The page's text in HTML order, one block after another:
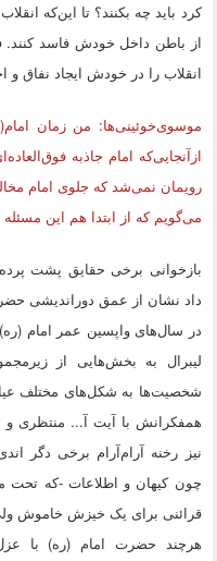
کرد باید چه بکنند؟ تا این‌که
از باطن داخل خودش فاسد کنند.
انقلاب را در خودش ایجاد نفاق و
موسوی‌خوئینی‌ها: من زمان
ازآنجایی‌که امام جاذبه
رویمان نمی‌شد که جلوی امام
می‌گویم که از ابتدا هم این مسئله
بازخوانی برخی حقایق پشت پرده
داد نشان از عمق دوراندیشی
در سال‌های واپسین عمر امام
لیبرال به بخش‌هایی از
شخصیت‌ها به شکل‌های مختلف
همفکرانش با آیت آ... منتظری و
نیز رخنه آرام‌آرام برخی دگر
چون کیهان و اطلاعات -که تحت
قرائنی برای یک خیزش خاموش
هرچند حضرت امام (ره) با